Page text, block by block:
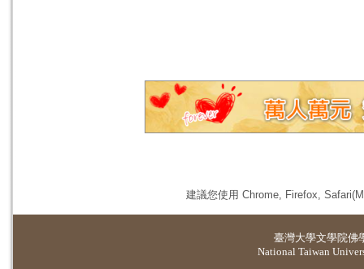
建議您使用 Chrome, Firefox,
臺灣大學文學院佛
National Taiwan